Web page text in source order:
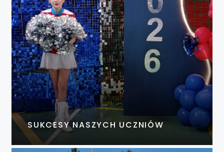
SUKCESY NASZYCH UCZNIÓW